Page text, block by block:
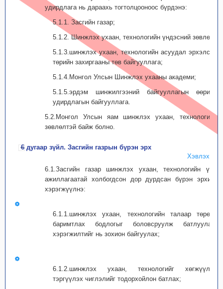
удирдлага нь дараахь тогтолцооноос бүрдэнэ:
5.1.1. Засгийн газар;
5.1.2. Шинжлэх ухаан, технологийн үндэсний зөвлөл;
5.1.3.шинж­лэх ухаан, техно­логийн асуудал эрхэлсэн
төрийн захиргааны төв байгуул­лага;
5.1.4.Монгол Улсын Шинжлэх ухааны академи;
5.1.5.эрдэм шинжилгээний байгууллагын өөрийн
удирдлагын байгууллага.
5.2.Монгол Улсын яам шинжлэх ухаан, технологийн
зөвлөлтэй байж болно.
6 дугаар зүйл. Засгийн газрын бүрэн эрх
Хэвлэх
6.1.Засгийн газар шинжлэх ухаан, технологийн үйл
ажиллагаатай холбогдсон дор дурдсан бүрэн эрхийг
хэрэгжүүлнэ:
6.1.1.шинжлэх ухаан, технологийн талаар төрөөс
баримтлах бодлогыг боловсруулж батлуулах,
хэрэгжилтийг нь зохион байгуулах;
6.1.2.шинжлэх ухаан, технологийг хөгжүүлэх
тэргүүлэх чиглэлийг тодорхойлон батлах;